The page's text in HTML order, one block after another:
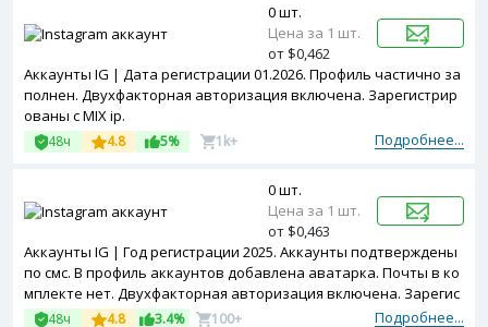
Аккаунты IG | Дата регистрации 01.2026. Профиль частично за
полнен. Двухфакторная авторизация включена. Зарегистрир
ованы с MIX ip.
Подробнее...
48ч 4.8 5% 1k+
0 шт.
Цена за 1 шт.
от $0,462
Аккаунты IG | Год регистрации 2025. Аккаунты подтверждены
по смс. В профиль аккаунтов добавлена аватарка. Почты в ко
мплекте нет. Двухфакторная авторизация включена. Зарегис
трированы с USA ip.
Подробнее...
48ч 4.8 3.4% 100+
0 шт.
Цена за 1 шт.
от $0,463